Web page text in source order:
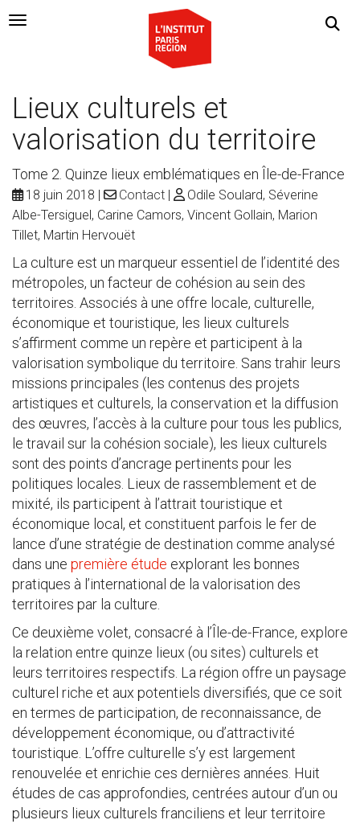
Navigation Toggle
Lieux culturels et
valorisation du territoire
Tome 2. Quinze lieux emblématiques en Île-de-France
18 juin 2018 Contact
Odile Soulard, Séverine
Albe-Tersiguel, Carine Camors, Vincent Gollain, Marion
Tillet, Martin Hervouët
La culture est un marqueur essentiel de l’identité des
métropoles, un facteur de cohésion au sein des
territoires. Associés à une offre locale, culturelle,
économique et touristique, les lieux culturels
s’affirment comme un repère et participent à la
valorisation symbolique du territoire. Sans trahir leurs
missions principales (les contenus des projets
artistiques et culturels, la conservation et la diffusion
des œuvres, l’accès à la culture pour tous les publics,
le travail sur la cohésion sociale), les lieux culturels
sont des points d’ancrage pertinents pour les
politiques locales. Lieux de rassemblement et de
mixité, ils participent à l’attrait touristique et
économique local, et constituent parfois le fer de
lance d’une stratégie de destination comme analysé
dans une première étude explorant les bonnes
pratiques à l’international de la valorisation des
territoires par la culture.
Ce deuxième volet, consacré à l’Île-de-France, explore
la relation entre quinze lieux (ou sites) culturels et
leurs territoires respectifs. La région offre un paysage
culturel riche et aux potentiels diversifiés, que ce soit
en termes de participation, de reconnaissance, de
développement économique, ou d’attractivité
touristique. L’offre culturelle s’y est largement
renouvelée et enrichie ces dernières années. Huit
études de cas approfondies, centrées autour d’un ou
plusieurs lieux culturels franciliens et leur territoire